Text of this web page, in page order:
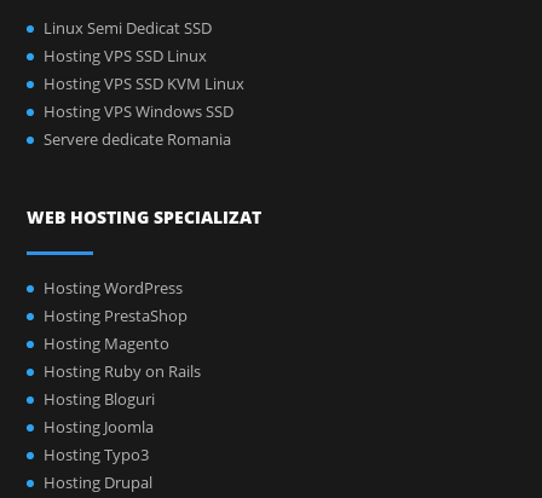
Linux Semi Dedicat SSD
Hosting VPS SSD Linux
Hosting VPS SSD KVM Linux
Hosting VPS Windows SSD
Servere dedicate Romania
WEB HOSTING SPECIALIZAT
Hosting WordPress
Hosting PrestaShop
Hosting Magento
Hosting Ruby on Rails
Hosting Bloguri
Hosting Joomla
Hosting Typo3
Hosting Drupal